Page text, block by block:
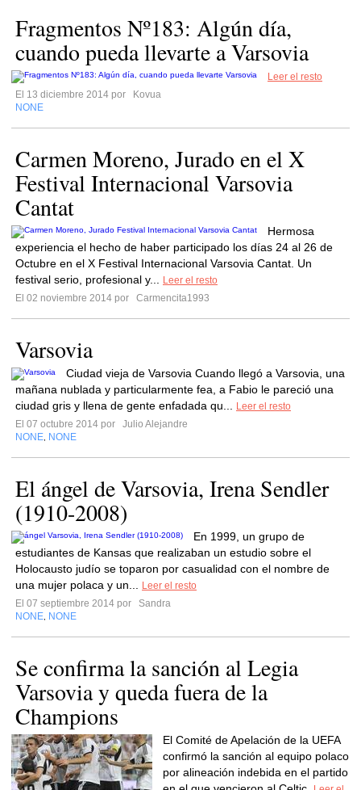
Fragmentos Nº183: Algún día,
cuando pueda llevarte a Varsovia
Leer el resto
El 13 diciembre 2014 por
Kovua
NONE
Carmen Moreno, Jurado en el X
Festival Internacional Varsovia
Cantat
Hermosa
experiencia el hecho de haber participado los días 24 al 26 de
Octubre en el X Festival Internacional Varsovia Cantat. Un
festival serio, profesional y...
Leer el resto
El 02 noviembre 2014 por
Carmencita1993
Varsovia
Ciudad vieja de Varsovia Cuando llegó a Varsovia, una
mañana nublada y particularmente fea, a Fabio le pareció una
ciudad gris y llena de gente enfadada qu...
Leer el resto
El 07 octubre 2014 por
Julio Alejandre
NONE NONE
El ángel de Varsovia, Irena Sendler
(1910-2008)
En 1999, un grupo de
estudiantes de Kansas que realizaban un estudio sobre el
Holocausto judío se toparon por casualidad con el nombre de
una mujer polaca y un...
Leer el resto
El 07 septiembre 2014 por
Sandra
NONE NONE
Se confirma la sanción al Legia
Varsovia y queda fuera de la
Champions
El Comité de Apelación de la UEFA
confirmó la sanción al equipo polaco
por alineación indebida en el partido